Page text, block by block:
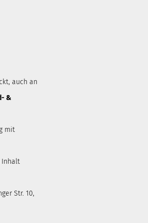
auch an
&
mit
Inhalt
Str. 10,